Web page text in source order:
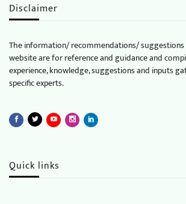
Disclaimer
The information/ recommendations/
website are for reference and guidance and
experience, knowledge, suggestions and inputs
specific experts.
Quick links